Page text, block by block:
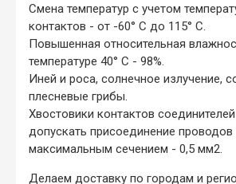
Смена температур с учетом
контактов - от -60° С до 115° С.
Повышенная относительная
температуре 40° С - 98%.
Иней и роса, солнечное излучение,
плесневые грибы.
Хвостовики контактов
допускать присоединение проводов
максимальным сечением - 0,5 мм2.
Делаем доставку по городам и